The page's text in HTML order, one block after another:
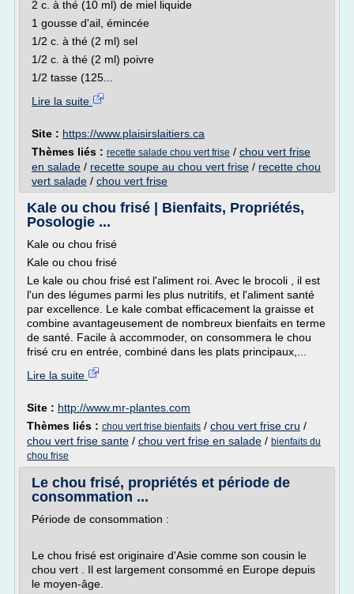
2 c. à thé (10 ml) de miel liquide
1 gousse d'ail, émincée
1/2 c. à thé (2 ml) sel
1/2 c. à thé (2 ml) poivre
1/2 tasse (125...
Lire la suite
Site : https://www.plaisirslaitiers.ca
Thèmes liés : recette salade chou vert frise / chou vert frise
en salade / recette soupe au chou vert frise / recette chou
vert salade / chou vert frise
Kale ou chou frisé | Bienfaits, Propriétés,
Posologie ...
Kale ou chou frisé
Kale ou chou frisé
Le kale ou chou frisé est l'aliment roi. Avec le brocoli , il est
l'un des légumes parmi les plus nutritifs, et l'aliment santé
par excellence. Le kale combat efficacement la graisse et
combine avantageusement de nombreux bienfaits en terme
de santé. Facile à accommoder, on consommera le chou
frisé cru en entrée, combiné dans les plats principaux,...
Lire la suite
Site : http://www.mr-plantes.com
Thèmes liés : chou vert frise bienfaits / chou vert frise cru /
chou vert frise sante / chou vert frise en salade / bienfaits du
chou frise
Le chou frisé, propriétés et période de
consommation ...
Période de consommation :
Le chou frisé est originaire d'Asie comme son cousin le
chou vert . Il est largement consommé en Europe depuis
le moyen-âge.